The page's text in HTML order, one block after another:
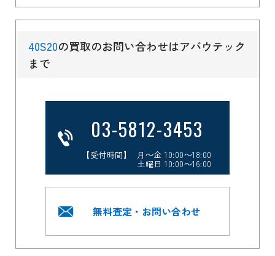
40S20の買取のお問い合わせはアバウテック
まで
03-5812-3453
【受付時間】 月～金 10:00～18:00
土曜日 10:00～16:00
無料査定・お問い合わせ